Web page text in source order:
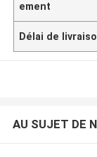
ement
Délai de
AU SUJET DE